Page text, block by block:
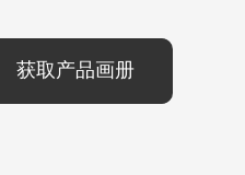
获取产品画册